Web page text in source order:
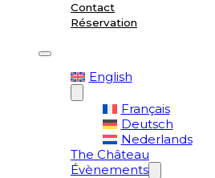
Contact
Réservation
English
Français
Deutsch
Nederlands
The Château
Évènements